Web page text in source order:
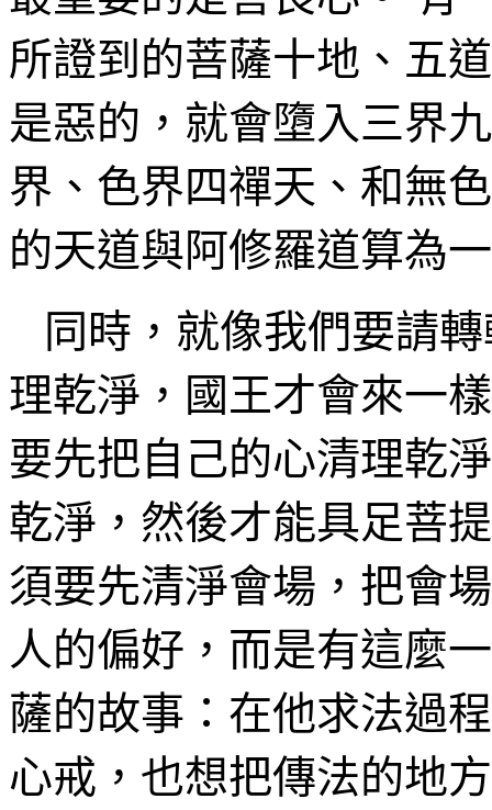
所證到的菩薩十地、五
是惡的，就會墮入三界
界、色界四禪天 、和無
的天道與阿修羅道算為
同時，就像我們要請
理乾淨，國王才會來一
要先把自己的心清理乾
乾淨，然後才能具足菩
須要先清淨會場，把會
人的偏好，而是有這麼
薩的故事：在他求法過
心戒 ，也想把傳法的地